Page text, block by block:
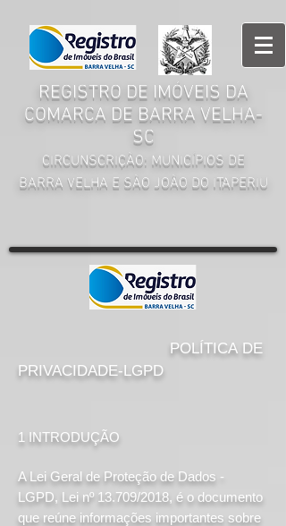
REGISTRO DE IMÓVEIS DA
COMARCA DE BARRA VELHA-
SC
CIRCUNSCRIÇÃO: MUNICÍPIOS DE
BARRA VELHA E SÃO JOÃO DO ITAPERIU
POLÍTICA DE
PRIVACIDADE-LGPD
1 INTRODUÇÃO
A Lei Geral de Proteção de Dados -
LGPD, Lei nº 13.709/2018, é o documento
que reúne informações importantes sobre